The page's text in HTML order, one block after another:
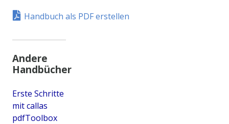
Handbuch als PDF erstellen
Andere
Handbücher
Erste Schritte
mit callas
pdfToolbox